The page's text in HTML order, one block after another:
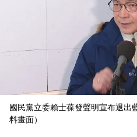
國民黨立委賴士葆發聲明宣布退出
料畫面）